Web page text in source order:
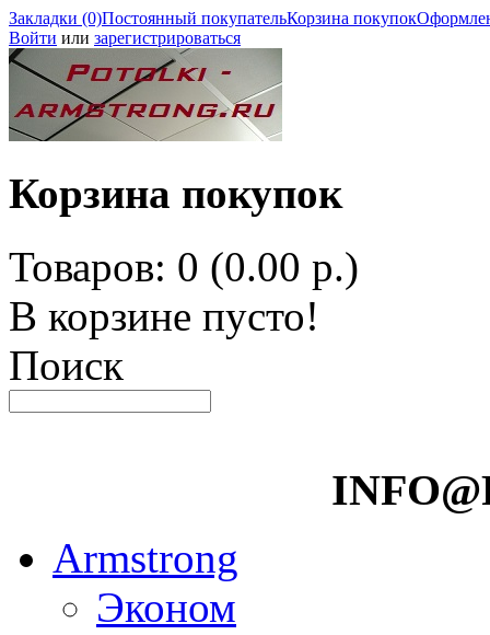
Закладки (0)Постоянный покупательКорзина покупок
Войти или зарегистрироваться
Корзина покупок
Товаров: 0 (0.00 р.)
В корзине пусто!
Поиск
Armstrong
Эконом